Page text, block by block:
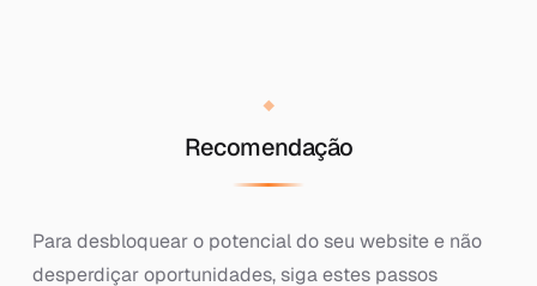
Recomendação
Para desbloquear o potencial do seu website e não
desperdiçar oportunidades, siga estes passos